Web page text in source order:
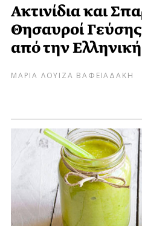
Ακτινίδια και
Θησαυροί Γεύσης
από την
ΜΑΡΙΑ ΛΟΥΙΖΑ ΒΑΦΕΙΑΔΑΚΗ